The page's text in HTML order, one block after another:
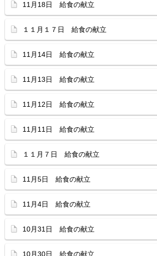
11月18日 給食の献立
１１月１７日 給食の献立
11月14日 給食の献立
11月13日 給食の献立
11月12日 給食の献立
11月11日 給食の献立
１１月７日 給食の献立
11月5日 給食の献立
11月4日 給食の献立
10月31日 給食の献立
10月30日 給食の献立